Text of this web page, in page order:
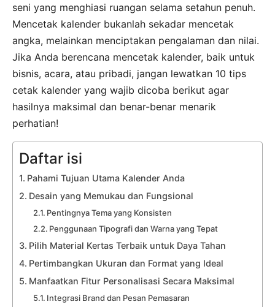
seni yang menghiasi ruangan selama setahun penuh.
Mencetak kalender bukanlah sekadar mencetak
angka, melainkan menciptakan pengalaman dan nilai.
Jika Anda berencana mencetak kalender, baik untuk
bisnis, acara, atau pribadi, jangan lewatkan 10 tips
cetak kalender yang wajib dicoba berikut agar
hasilnya maksimal dan benar-benar menarik
perhatian!
Daftar isi
Pahami Tujuan Utama Kalender Anda
Desain yang Memukau dan Fungsional
Pentingnya Tema yang Konsisten
Penggunaan Tipografi dan Warna yang Tepat
Pilih Material Kertas Terbaik untuk Daya Tahan
Pertimbangkan Ukuran dan Format yang Ideal
Manfaatkan Fitur Personalisasi Secara Maksimal
Integrasi Brand dan Pesan Pemasaran